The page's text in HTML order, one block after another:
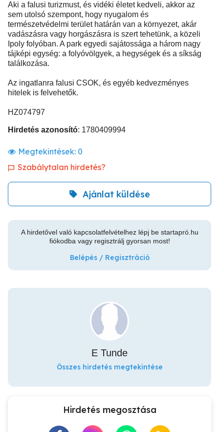
Aki a falusi turizmust, és vidéki életet kedveli, akkor az
sem utolsó szempont, hogy nyugalom és
természetvédelmi terület határán van a környezet, akár
vadászásra vagy horgászásra is szert tehetünk, a közeli
Ipoly folyóban. A park egyedi sajátossága a három nagy
tájképi egység: a folyóvölgyek, a hegységek és a síkság
találkozása.
Az ingatlanra falusi CSOK, és egyéb kedvezményes
hitelek is felvehetők.
HZ074797
Hirdetés azonosító: 1780409994
Megtekintések: 0
Szabálytalan hirdetés?
Ajánlat küldése
A hirdetővel való kapcsolatfelvételhez lépj be startapró.hu
fiókodba vagy regisztrálj gyorsan most!
Belépés / Regisztráció
E Tunde
Összes hirdetés megtekintése
Hirdetés megosztása